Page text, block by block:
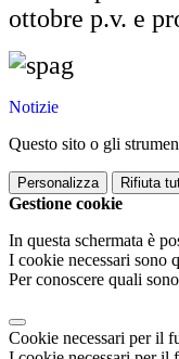
ottobre p.v. e
Notizie
Questo sito o gli
Personalizza Rifiuta
Gestione cookie
In questa schermata è
I cookie necessari sono
Per conoscere quali
Cookie necessari per il